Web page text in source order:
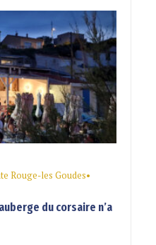
Rouge-les Goudes•
du corsaire n’a